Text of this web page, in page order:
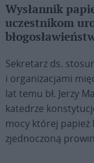
Wysłannik
uczestnikom
Sekretarz ds.
i organizacjami
lat temu bł. Jerzy
katedrze
mocy której papież
zjednoczoną